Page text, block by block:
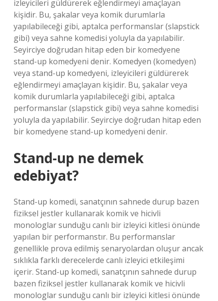
izleyicileri güldürerek eğlendirmeyi amaçlayan
kişidir. Bu, şakalar veya komik durumlarla
yapılabileceği gibi, aptalca performanslar (slapstick
gibi) veya sahne komedisi yoluyla da yapılabilir.
Seyirciye doğrudan hitap eden bir komedyene
stand-up komedyeni denir. Komedyen (komedyen)
veya stand-up komedyeni, izleyicileri güldürerek
eğlendirmeyi amaçlayan kişidir. Bu, şakalar veya
komik durumlarla yapılabileceği gibi, aptalca
performanslar (slapstick gibi) veya sahne komedisi
yoluyla da yapılabilir. Seyirciye doğrudan hitap eden
bir komedyene stand-up komedyeni denir.
Stand-up ne demek
edebiyat?
Stand-up komedi, sanatçının sahnede durup bazen
fiziksel jestler kullanarak komik ve hicivli
monologlar sunduğu canlı bir izleyici kitlesi önünde
yapılan bir performanstır. Bu performanslar
genellikle prova edilmiş senaryolardan oluşur ancak
sıklıkla farklı derecelerde canlı izleyici etkileşimi
içerir. Stand-up komedi, sanatçının sahnede durup
bazen fiziksel jestler kullanarak komik ve hicivli
monologlar sunduğu canlı bir izleyici kitlesi önünde